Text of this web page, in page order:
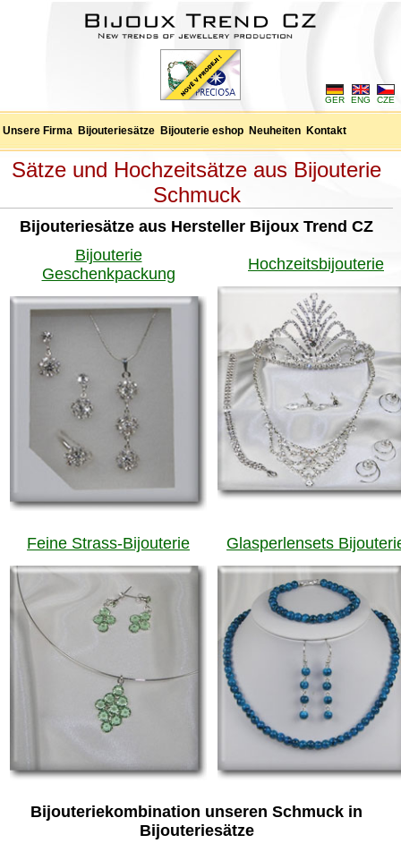
CZE
ENG
GER
Unsere Firma Bijouteriesätze Bijouterie eshop Neuheiten Kontakt
Sätze und Hochzeitsätze aus Bijouterie
Schmuck
Bijouteriesätze aus Hersteller Bijoux Trend CZ
Bijouterie
Geschenkpackung
Hochzeitsbijouterie
Feine Strass-Bijouterie Glasperlensets
Bijouteriekombination unseren Schmuck in
Bijouteriesätze